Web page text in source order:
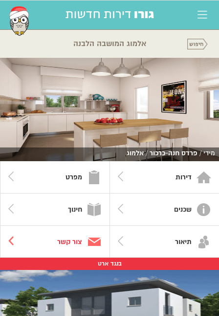
אלמוג המושבה הלבנה
מידי / פרדס חנה-כרכור /אלמוג
דירות מפרט
שכנים חינוך
תיאור צור קשר
בנגד ארט